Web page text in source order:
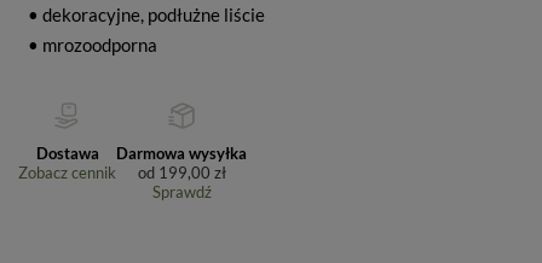
• dekoracyjne, podłużne liście
• mrozoodporna
Dostawa
Zobacz cennik
Darmowa wysyłka
od 199,00 zł
Sprawdź